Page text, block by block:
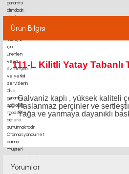
Ürün Bilgisi
111-L Kilitli Yatay Tabanlı
Galvaniz kaplı , yüksek kaliteli
Paslanmaz perçinler ve
Yağa ve yanmaya dayanıklı
Yorumlar